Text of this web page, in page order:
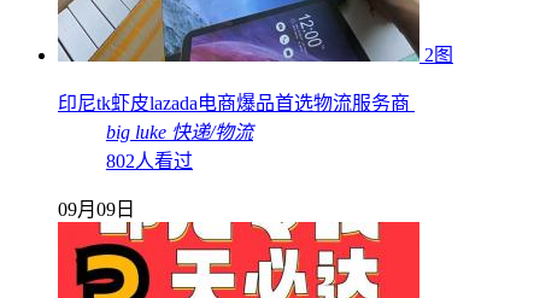
2图
印尼tk虾皮lazada电商爆品首选物流服务商
big luke 快递/物流
802人看过
09月09日